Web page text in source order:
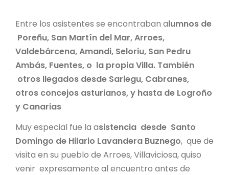
Entre los asistentes se encontraban alumnos de
Poreñu, San Martín del Mar, Arroes,
Valdebárcena, Amandi, Seloriu, San Pedru
Ambás, Fuentes, o la propia Villa. También
otros llegados desde Sariegu, Cabranes,
otros concejos asturianos, y hasta de Logroño
y Canarias
Muy especial fue la asistencia desde Santo
Domingo de Hilario Lavandera Buznego, que de
visita en su pueblo de Arroes, Villaviciosa, quiso
venir expresamente al encuentro antes de